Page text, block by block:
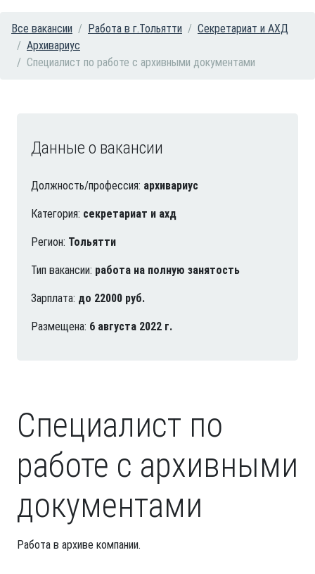
Все вакансии Работа в г.Тольятти
Секретариат и АХД
Архивариус
Специалист по работе с архивными документами
Данные о вакансии
Должность/профессия: архивариус
Категория: секретариат и ахд
Регион: Тольятти
Тип вакансии: работа на полную занятость
Зарплата: до 22000 руб.
Размещена: 6 августа 2022 г.
Специалист по
работе с архивными
документами
Работа в архиве компании.